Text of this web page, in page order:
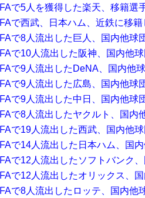
FAで5人を獲得した楽天、移籍選
FAで西武、日本ハム、近鉄に移
FAで8人流出した巨人、国内他球
FAで10人流出した阪神、国内他
FAで9人流出したDeNA、国内他
FAで9人流出した広島、国内他球
FAで9人流出した中日、国内他球
FAで8人流出したヤクルト、国内
FAで19人流出した西武、国内他
FAで14人流出した日本ハム、国
FAで12人流出したソフトバンク
FAで12人流出したオリックス、
FAで8人流出したロッテ、国内他